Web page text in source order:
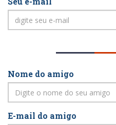
Nome do amigo
E-mail do amigo